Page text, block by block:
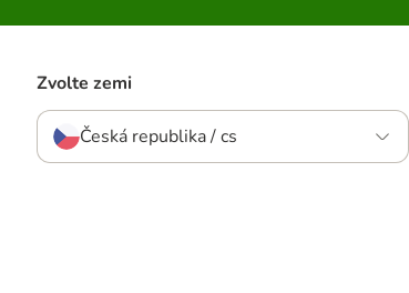
Zvolte zemi
Česká republika / cs